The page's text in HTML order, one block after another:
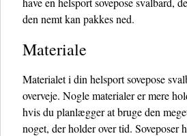
den nemt kan pakkes ned.
Materiale
Materialet i din helsport sovepose
overveje. Nogle materialer er mere
hvis du planlægger at bruge den
noget, der holder over tid. Soveposer